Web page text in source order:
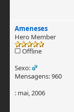
Ameneses
Hero Member
Offline
Sexo:
Mensagens: 960
: mai, 2006